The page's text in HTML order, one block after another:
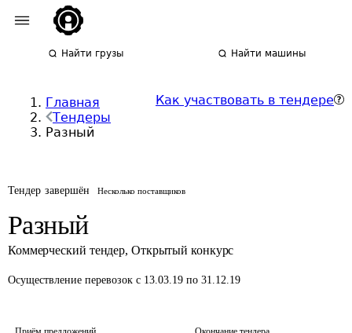
Найти грузы Найти машины
Главная
Тендеры
Разный
Как участвовать в тендере
Тендер завершён Несколько поставщиков
Разный
Коммерческий тендер, Открытый конкурс
Осуществление перевозок с 13.03.19 по 31.12.19